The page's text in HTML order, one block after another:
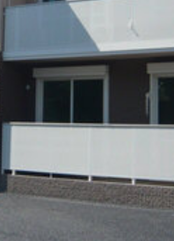
シャーメゾンシ
らくらく内見
シャーメゾン
自立型サービス
シャーメゾンラ
らくらくパート